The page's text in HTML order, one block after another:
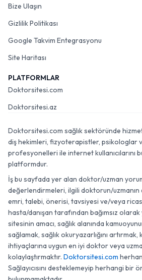
Bize Ulaşın
Gizlilik Politikası
Google Takvim Entegrasyonu
Site Haritası
PLATFORMLAR
Doktorsitesi.com
Doktorsitesi.az
Doktorsitesi.com sağlık sektöründe
diş hekimleri, fizyoterapistler, psikologlar
profesyonelleri ile internet kullanıcılarını
platformdur.
İş bu sayfada yer alan doktor/uzman
değerlendirmeleri, ilgili doktorun/uzmanın
emri, talebi, önerisi, tavsiyesi ve/veya
hasta/danışan tarafından bağımsız olarak
sitesinin amacı, sağlık alanında
sağlamak, sağlık okuryazarlığını artırmak,
ihtiyaçlarına uygun en iyi doktor veya
kolaylaştırmaktır. Doktorsitesi.com
Sağlayıcısını desteklemeyip herhangi bir